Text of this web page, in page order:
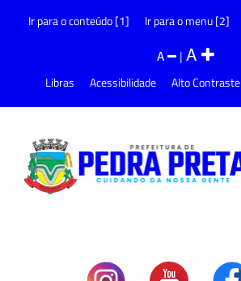
Ir para o conteúdo [1] Ir para o menu [2]
A |A
Libras Acessibilidade Alto Contraste